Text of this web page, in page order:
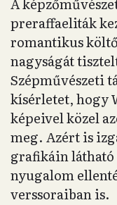
preraffaeliták
romantikus
nagyságát
Szépművészeti
kísérletet, hogy
képeivel közel
meg. Azért is
grafikáin
nyugalom
verssoraiban is.